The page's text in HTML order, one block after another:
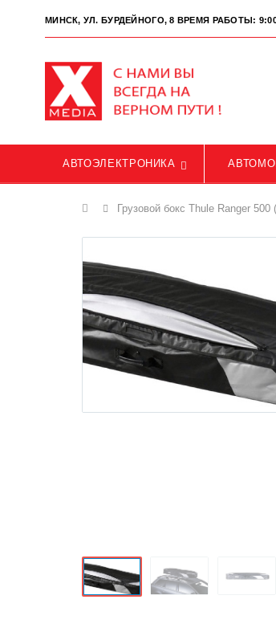
МИНСК, УЛ. БУРДЕЙНОГО, 8 ВРЕМЯ РАБОТЫ:
АВТОЭЛЕКТРОНИКА
Главная
Грузовой бокс Thule Ranger